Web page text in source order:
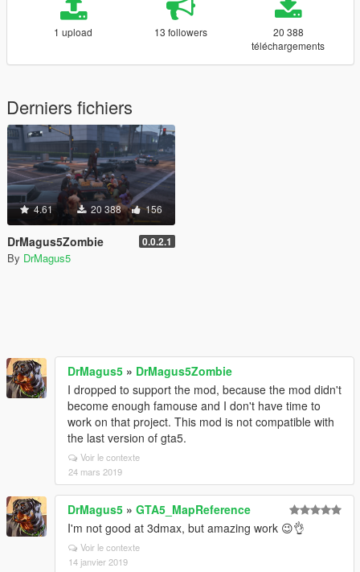
1 upload 13 followers
20 388
téléchargements
Derniers fichiers
4.61 20 388 156
DrMagus5Zombie 0.0.2.1
By DrMagus5
DrMagus5 » DrMagus5Zombie
I dropped to support the mod, because the mod didn't
become enough famouse and I don't have time to
work on that project. This mod is not compatible with
the last version of gta5.
Voir le contexte
24 mars 2019
DrMagus5 » GTA5_MapReference
I'm not good at 3dmax, but amazing work 😉👌
Voir le contexte
14 janvier 2019